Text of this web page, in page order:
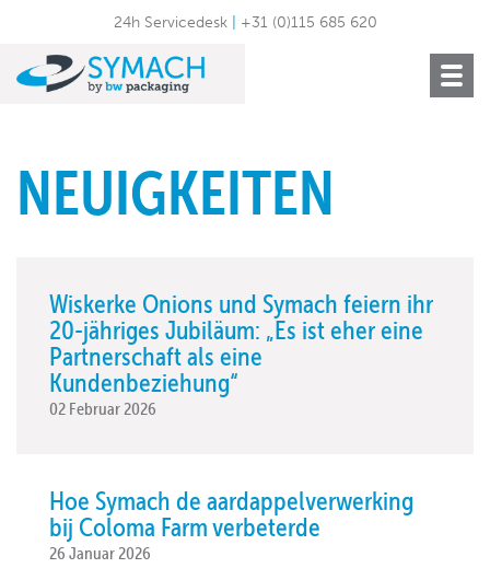
24h Servicedesk +31 (0)115 685 620
Toggle
NEUIGKEITEN
Wiskerke Onions und Symach feiern ihr
20-jähriges Jubiläum: „Es ist eher eine
Partnerschaft als eine
Kundenbeziehung“
02 Februar 2026
Hoe Symach de aardappelverwerking
bij Coloma Farm verbeterde
26 Januar 2026